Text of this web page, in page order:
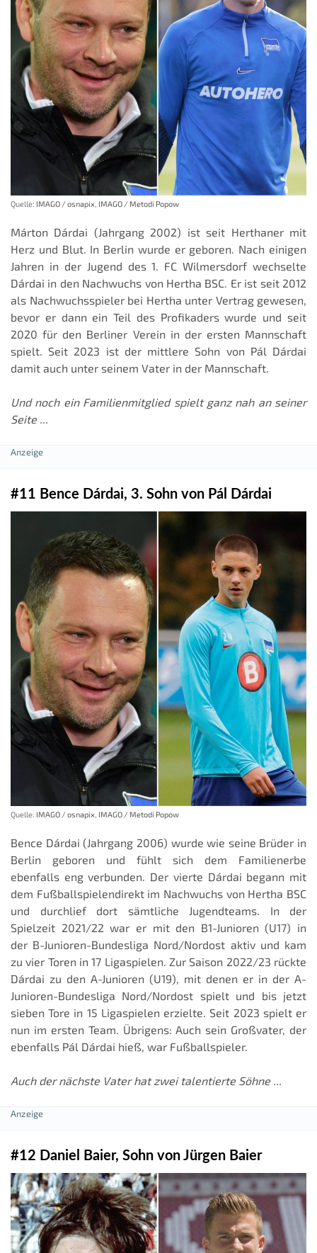
Quelle: IMAGO / osnapix, IMAGO / Metodi Popow
Márton Dárdai (Jahrgang 2002) ist seit Herthaner mit
Herz und Blut. In Berlin wurde er geboren. Nach einigen
Jahren in der Jugend des 1. FC Wilmersdorf wechselte
Dárdai in den Nachwuchs von Hertha BSC. Er ist seit 2012
als Nachwuchsspieler bei Hertha unter Vertrag gewesen,
bevor er dann ein Teil des Profikaders wurde und seit
2020 für den Berliner Verein in der ersten Mannschaft
spielt. Seit 2023 ist der mittlere Sohn von Pál Dárdai
damit auch unter seinem Vater in der Mannschaft.
Und noch ein Familienmitglied spielt ganz nah an seiner
Seite ...
#11 Bence Dárdai, 3. Sohn von Pál Dárdai
Quelle: IMAGO / osnapix, IMAGO / Metodi Popow
Bence Dárdai (Jahrgang 2006) wurde wie seine Brüder in
Berlin geboren und fühlt sich dem Familienerbe
ebenfalls eng verbunden. Der vierte Dárdai begann mit
dem Fußballspielendirekt im Nachwuchs von Hertha BSC
und durchlief dort sämtliche Jugendteams. In der
Spielzeit 2021/22 war er mit den B1-Junioren (U17) in
der B-Junioren-Bundesliga Nord/Nordost aktiv und kam
zu vier Toren in 17 Ligaspielen. Zur Saison 2022/23 rückte
Dárdai zu den A-Junioren (U19), mit denen er in der A-
Junioren-Bundesliga Nord/Nordost spielt und bis jetzt
sieben Tore in 15 Ligaspielen erzielte. Seit 2023 spielt er
nun im ersten Team. Übrigens: Auch sein Großvater, der
ebenfalls Pál Dárdai hieß, war Fußballspieler.
Auch der nächste Vater hat zwei talentierte Söhne ...
#12 Daniel Baier, Sohn von Jürgen Baier